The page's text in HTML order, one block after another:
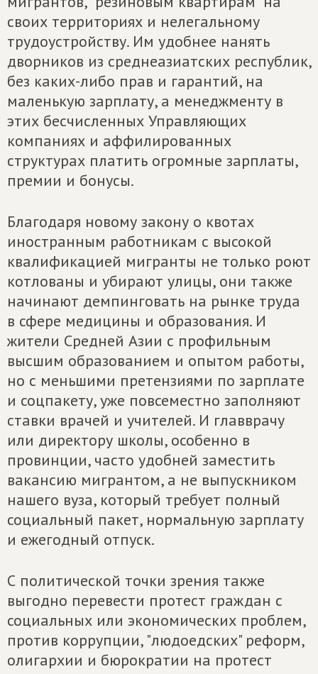
своих территориях и нелегальному
трудоустройству. Им удобнее нанять
дворников из среднеазиатских республик,
без каких-либо прав и гарантий, на
маленькую зарплату, а менеджменту в
этих бесчисленных Управляющих
компаниях и аффилированных
структурах платить огромные зарплаты,
премии и бонусы.
Благодаря новому закону о квотах
иностранным работникам с высокой
квалификацией мигранты не только роют
котлованы и убирают улицы, они также
начинают демпинговать на рынке труда
в сфере медицины и образования. И
жители Средней Азии с профильным
высшим образованием и опытом работы,
но с меньшими претензиями по зарплате
и соцпакету, уже повсеместно заполняют
ставки врачей и учителей. И главврачу
или директору школы, особенно в
провинции, часто удобней заместить
вакансию мигрантом, а не выпускником
нашего вуза, который требует полный
социальный пакет, нормальную зарплату
и ежегодный отпуск.
С политической точки зрения также
выгодно перевести протест граждан с
социальных или экономических проблем,
против коррупции, "людоедских" реформ,
олигархии и бюрократии на протест